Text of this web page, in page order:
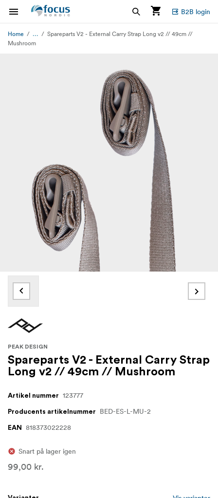
B2B login
Home ...
Spareparts V2 - External Carry Strap Long v2 // 49cm //
Mushroom
PEAK DESIGN
Spareparts V2 - External Carry Strap
Long v2 // 49cm // Mushroom
Artikel nummer 123777
Producents artikelnummer BED-ES-L-MU-2
EAN 818373022228
Snart på lager igen
99,00 kr.